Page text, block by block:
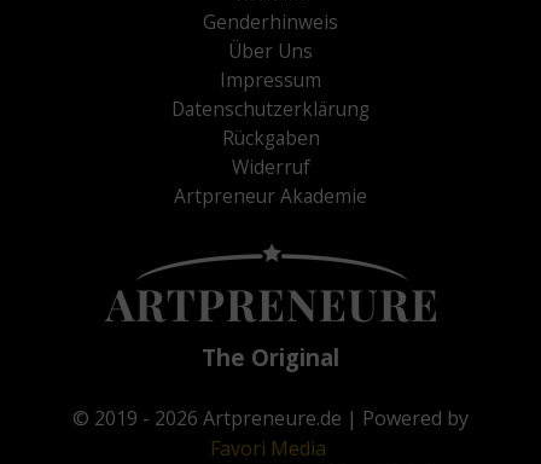
Genderhinweis
Über Uns
Impressum
Datenschutzerklärung
Rückgaben
Widerruf
Artpreneur Akademie
The Original
© 2019 - 2026 Artpreneure.de | Powered by
Favori Media